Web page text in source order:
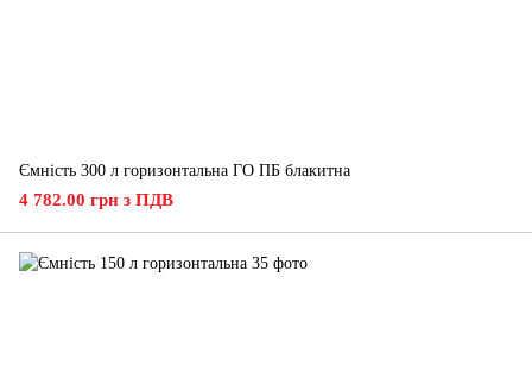
Ємність 300 л горизонтальна ГО ПБ блакитна
4 782.00 грн з ПДВ